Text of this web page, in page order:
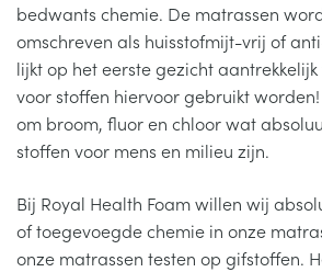
bedwants chemie. De matrassen
omschreven als huisstofmijt-vrij of
lijkt op het eerste gezicht
voor stoffen hiervoor gebruikt
om broom, fluor en chloor wat
stoffen voor mens en milieu zijn.
Bij Royal Health Foam willen wij
of toegevoegde chemie in onze
onze matrassen testen op gifstoffen.